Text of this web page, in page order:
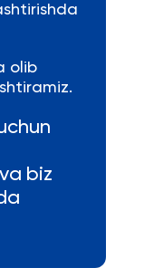
olib
biz